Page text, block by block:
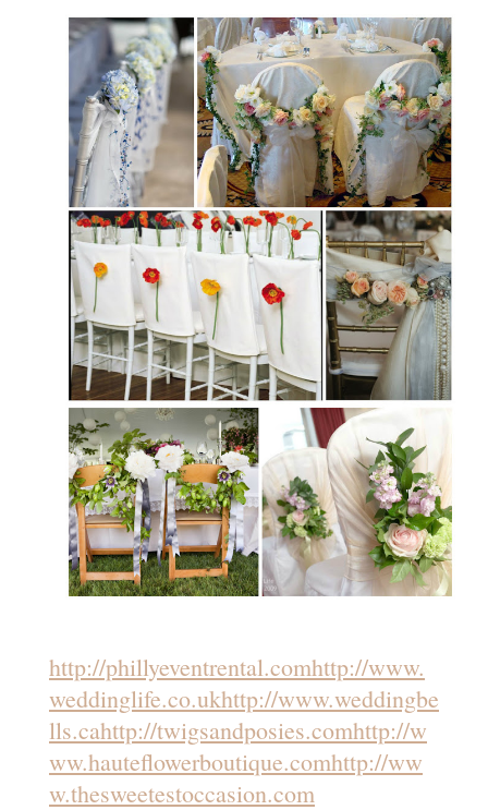
http://phillyeventrental.comhttp://www.
weddinglife.co.ukhttp://www.weddingbe
lls.cahttp://twigsandposies.comhttp://w
ww.hauteflowerboutique.comhttp://ww
w.thesweetestoccasion.com